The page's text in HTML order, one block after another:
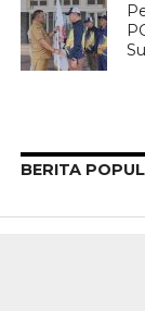
BERITA